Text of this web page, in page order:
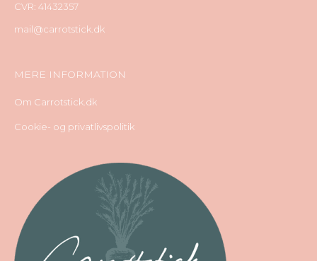
CVR: 41432357
mail@carrotstick.dk
MERE INFORMATION
Om Carrotstick.dk
Cookie- og privatlivspolitik